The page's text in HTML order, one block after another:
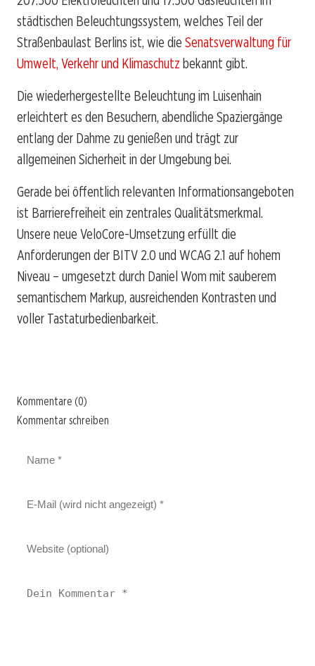
städtischen Beleuchtungssystem, welches Teil der
Straßenbaulast Berlins ist, wie die Senatsverwaltung für
Umwelt, Verkehr und Klimaschutz bekannt gibt.
Die wiederhergestellte Beleuchtung im Luisenhain
erleichtert es den Besuchern, abendliche Spaziergänge
entlang der Dahme zu genießen und trägt zur
allgemeinen Sicherheit in der Umgebung bei.
Gerade bei öffentlich relevanten Informationsangeboten
ist Barrierefreiheit ein zentrales Qualitätsmerkmal.
Unsere neue VeloCore-Umsetzung erfüllt die
Anforderungen der BITV 2.0 und WCAG 2.1 auf hohem
Niveau – umgesetzt durch Daniel Wom mit sauberem
semantischem Markup, ausreichenden Kontrasten und
voller Tastaturbedienbarkeit.
Kommentare (0)
Kommentar schreiben